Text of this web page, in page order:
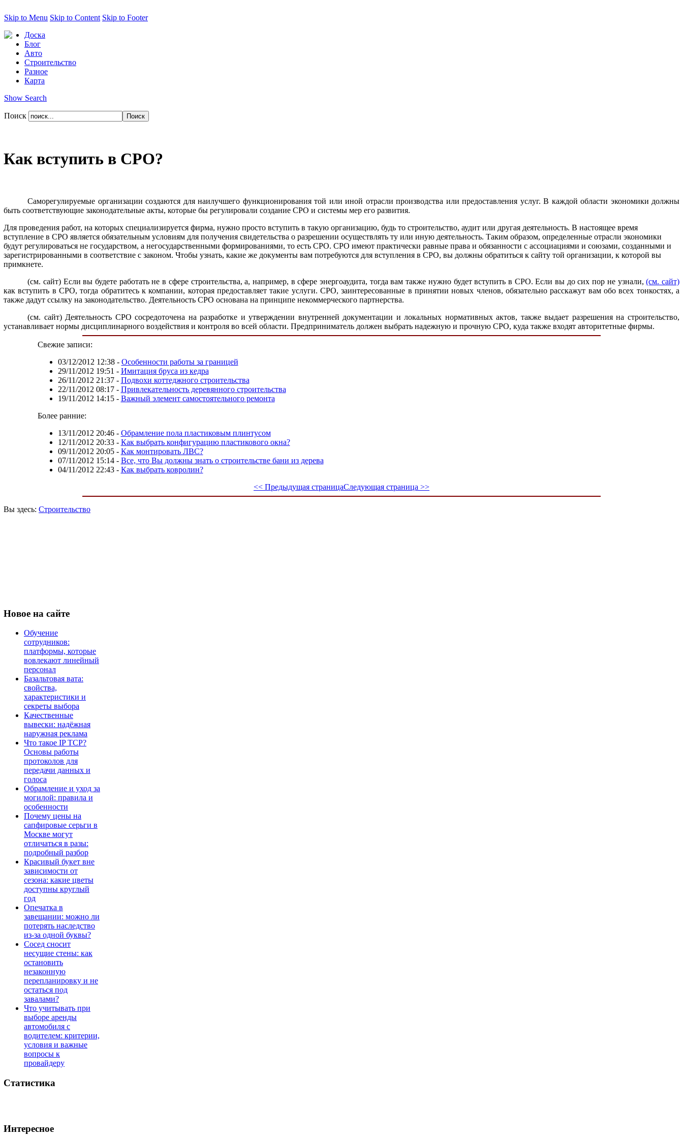
Skip to Menu Skip to Content Skip to Footer
Доска
Блог
Авто
Строительство
Разное
Карта
Show Search
Поиск
Как вступить в СРО?
Саморегулируемые организации создаются для наилучшего функционирования той или иной отрасли производства или предоставления услуг. В каждой области экономики должны
быть соответствующие законодательные акты, которые бы регулировали создание СРО и системы мер его развития.
Для проведения работ, на которых специализируется фирма, нужно просто вступить в такую организацию, будь то строительство, аудит или другая деятельность. В настоящее время
вступление в СРО является обязательным условиям для получения свидетельства о разрешении осуществлять ту или иную деятельность. Таким образом, определенные отрасли экономики
будут регулироваться не государством, а негосударственными формированиями, то есть СРО. СРО имеют практически равные права и обязанности с ассоциациями и союзами, созданными и
зарегистрированными в соответствие с законом. Чтобы узнать, какие же документы вам потребуются для вступления в СРО, вы должны обратиться к сайту той организации, к которой вы
примкнете.
(см. сайт) Если вы будете работать не в сфере строительства, а, например, в сфере энергоаудита, тогда вам также нужно будет вступить в СРО. Если вы до сих пор не узнали,(см. сайт)
как вступить в СРО, тогда обратитесь к компании, которая предоставляет такие услуги. СРО, заинтересованные в принятии новых членов, обязательно расскажут вам обо всех тонкостях, а
также дадут ссылку на законодательство. Деятельность СРО основана на принципе некоммерческого партнерства.
(см. сайт) Деятельность СРО сосредоточена на разработке и утверждении внутренней документации и локальных нормативных актов, также выдает разрешения на строительство,
устанавливает нормы дисциплинарного воздействия и контроля во всей области. Предприниматель должен выбрать надежную и прочную СРО, куда также входят авторитетные фирмы.
Свежие записи:
03/12/2012 12:38- Особенности работы за границей
29/11/2012 19:51 - Имитация бруса из кедра
26/11/2012 21:37- Подвохи коттеджного строительства
22/11/2012 08:17- Привлекательность деревянного строительства
19/11/2012 14:15- Важный элемент самостоятельного ремонта
Более ранние:
13/11/2012 20:46- Обрамление пола пластиковым плинтусом
12/11/2012 20:33- Как выбрать конфигурацию пластикового окна?
09/11/2012 20:05- Как монтировать ЛВС?
07/11/2012 15:14- Все, что Вы должны знать о строительстве бани из дерева
04/11/2012 22:43- Как выбрать ковролин?
<< Предыдущая страницаСледующая страница >>
Вы здесь: Строительство
Новое на сайте
Обучение
сотрудников:
платформы, которые
вовлекают линейный
персонал
Базальтовая вата:
свойства,
характеристики и
секреты выбора
Качественные
вывески: надёжная
наружная реклама
Что такое IP TCP?
Основы работы
протоколов для
передачи данных и
голоса
Обрамление и уход за
могилой: правила и
особенности
Почему цены на
сапфировые серьги в
Москве могут
отличаться в разы:
подробный разбор
Красивый букет вне
зависимости от
сезона: какие цветы
доступны круглый
год
Опечатка в
завещании: можно ли
потерять наследство
из-за одной буквы?
Сосед сносит
несущие стены: как
остановить
незаконную
перепланировку и не
остаться под
завалами?
Что учитывать при
выборе аренды
автомобиля с
водителем: критерии,
условия и важные
вопросы к
провайдеру
Статистика
Интересное